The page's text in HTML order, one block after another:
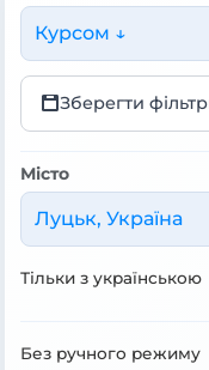
Курсом ↓
Зберегти
Місто
Луцьк, Україна
Тільки з українською
Без ручного режиму